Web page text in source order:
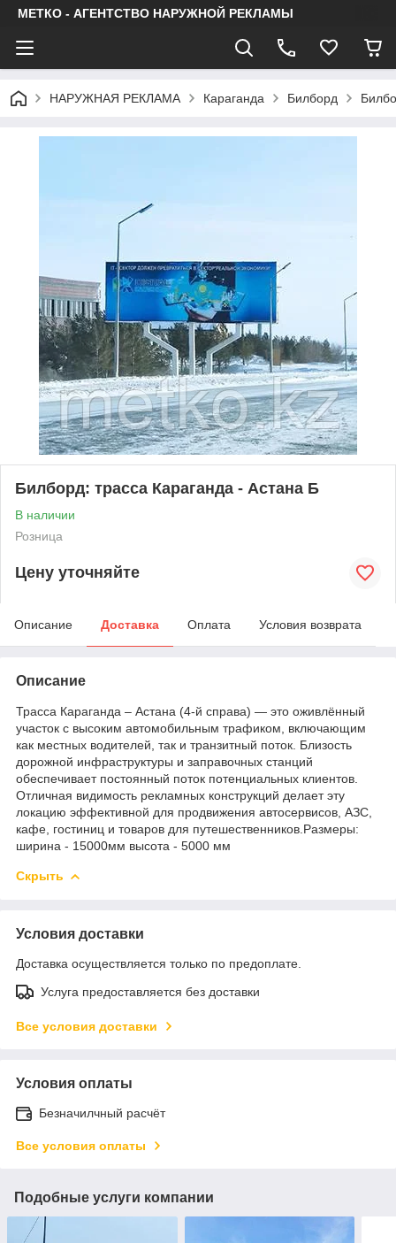
МЕТКО - АГЕНТСТВО НАРУЖНОЙ РЕКЛАМЫ
НАРУЖНАЯ РЕКЛАМА Караганда Билборд
Билборд: трасса Караганда - Астана Б
В наличии
Розница
Цену уточняйте
Описание Доставка Оплата Условия возврата
Описание
Трасса Караганда – Астана (4-й справа) — это оживлённый
участок с высоким автомобильным трафиком, включающим
как местных водителей, так и транзитный поток. Близость
дорожной инфраструктуры и заправочных станций
обеспечивает постоянный поток потенциальных клиентов.
Отличная видимость рекламных конструкций делает эту
локацию эффективной для продвижения автосервисов, АЗС,
кафе, гостиниц и товаров для путешественников.Размеры:
ширина - 15000мм высота - 5000 мм
Скрыть
Условия доставки
Доставка осуществляется только по предоплате.
Услуга предоставляется без доставки
Все условия доставки
Условия оплаты
Безначилчный расчёт
Все условия оплаты
Подобные услуги компании